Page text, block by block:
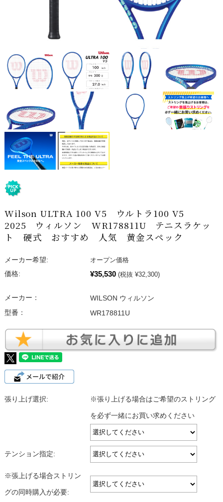
Wilson ULTRA 100 V5 ウルトラ100 V5
2025 ウィルソン WR178811U テニスラケッ
ト 硬式 おすすめ 人気 黄金スペック
メーカー希望:
オープン価格
価格:
¥35,530 (税抜 ¥32,300)
メーカー：
WILSON ウィルソン
型番：
WR178811U
張り上げ選択: ※張り上げる場合はご希望のストリング
を必ず一緒にお買い求めください
テンション指定:
※張上げる場合ストリン
グの同時購入が必要: